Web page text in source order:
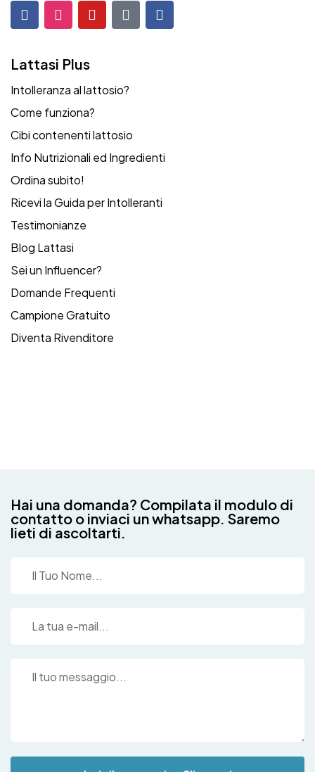
Lattasi Plus
Intolleranza al lattosio?
Come funziona?
Cibi contenenti lattosio
Info Nutrizionali ed Ingredienti
Ordina subito!
Ricevi la Guida per Intolleranti
Testimonianze
Blog Lattasi
Sei un Influencer?
Domande Frequenti
Campione Gratuito
Diventa Rivenditore
Hai una domanda? Compilata il modulo di
contatto o inviaci un whatsapp. Saremo
lieti di ascoltarti.